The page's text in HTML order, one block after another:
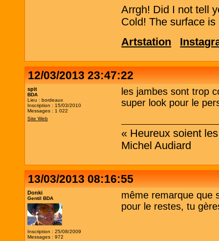
Arrgh! Did I not tell
Cold! The surface
Artstation
12/03/2013 23:47:22
spit
BDA
Lieu : bordeaux
Inscription : 15/03/2010
Messages : 1 022
Site Web
les jambes sont trop
super look pour le
« Heureux soient
Michel Audiard
13/03/2013 08:16:55
Donki
Gentil BDA
Inscription : 25/08/2009
Messages : 972
même remarque que
pour le restes, tu